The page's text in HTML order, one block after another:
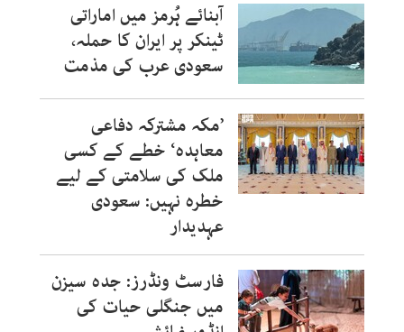
آبنائے ہُرمز میں اماراتی
ٹینکر پر ایران کا حملہ،
سعودی عرب کی مذمت
’مکہ مشترکہ دفاعی
معاہدہ‘ خطے کے کسی
ملک کی سلامتی کے لیے
خطرہ نہیں: سعودی
عہدیدار
فارسٹ ونڈرز: جدہ سیزن
میں جنگلی حیات کی